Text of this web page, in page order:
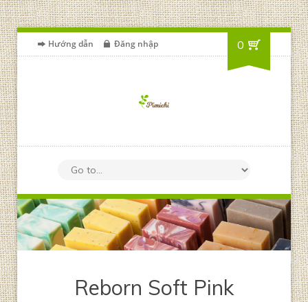
Hướng dẫn Đăng nhập 0
Reborn Soft Pink